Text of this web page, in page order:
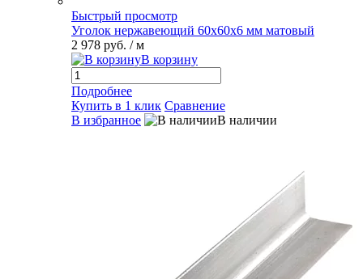
Быстрый просмотр
Уголок нержавеющий 60х60х6 мм матовый
2 978 руб. / м
В корзину
Подробнее
Купить в 1 клик Сравнение
В избранное
В наличии